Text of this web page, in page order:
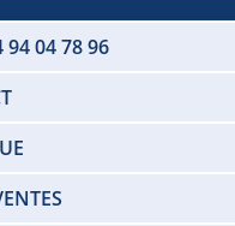
04 78 96